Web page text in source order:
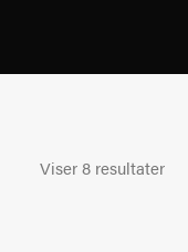
Viser 8 resultater